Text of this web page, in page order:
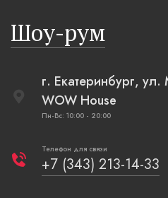
Шоу-рум
г. Екатеринбург,
WOW House
Пн-Вс: 10:00 - 20:00
Телефон для связи
+7 (343) 213-14-33